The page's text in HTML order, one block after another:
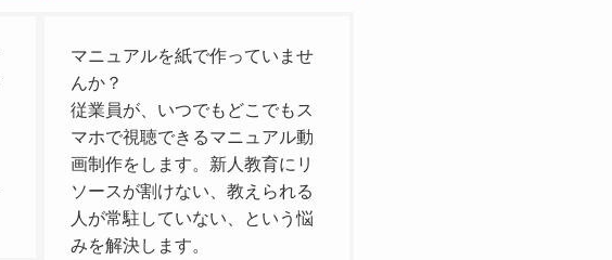
マニュアルを紙で作っていませ
んか？
従業員が、いつでもどこでもス
マホで視聴できるマニュアル動
画制作をします。新人教育にリ
ソースが割けない、教えられる
人が常駐していない、という悩
みを解決します。